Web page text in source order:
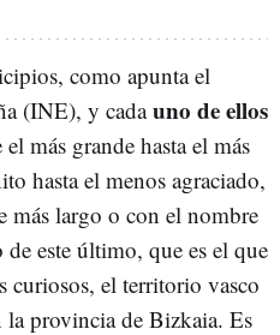
como apunta el
(INE), y cadauno de ellos
el más grande hasta el más
hasta el menos agraciado,
largo o con el nombre
este último, que es el que
curiosos, el territorio vasco
la provincia de Bizkaia. Es